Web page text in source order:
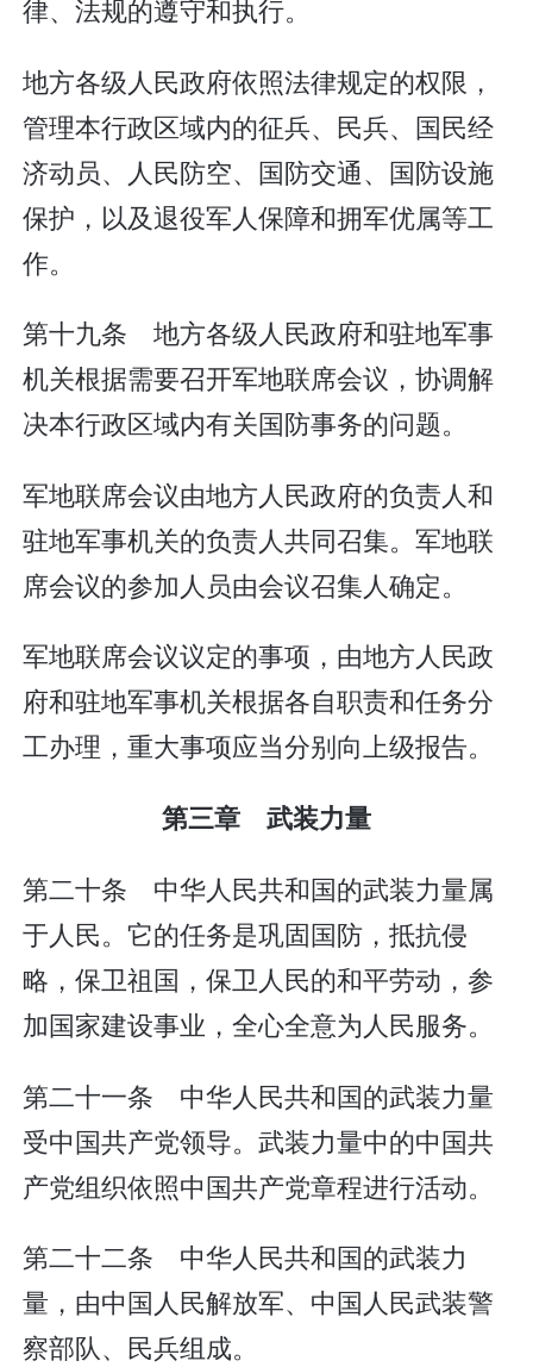
律、法规的遵守和执行。
地方各级人民政府依照法律规定的权限，
管理本行政区域内的征兵、民兵、国民经
济动员、人民防空、国防交通、国防设施
保护，以及退役军人保障和拥军优属等工
作。
第十九条 地方各级人民政府和驻地军事
机关根据需要召开军地联席会议，协调解
决本行政区域内有关国防事务的问题。
军地联席会议由地方人民政府的负责人和
驻地军事机关的负责人共同召集。军地联
席会议的参加人员由会议召集人确定。
军地联席会议议定的事项，由地方人民政
府和驻地军事机关根据各自职责和任务分
工办理，重大事项应当分别向上级报告。
第三章 武装力量
第二十条 中华人民共和国的武装力量属
于人民。它的任务是巩固国防，抵抗侵
略，保卫祖国，保卫人民的和平劳动，参
加国家建设事业，全心全意为人民服务。
第二十一条 中华人民共和国的武装力量
受中国共产党领导。武装力量中的中国共
产党组织依照中国共产党章程进行活动。
第二十二条 中华人民共和国的武装力
量，由中国人民解放军、中国人民武装警
察部队、民兵组成。